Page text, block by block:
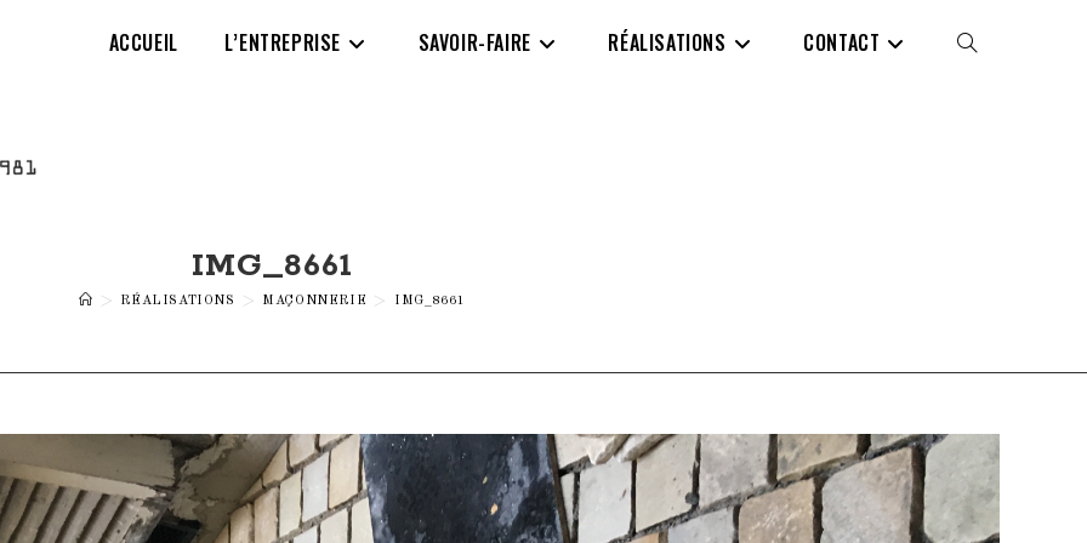
ACCUEIL L’ENTREPRISE SAVOIR-FAIRE RÉALISATIONS CONTACT TOGGLE
IMG_8661
> RÉALISATIONS > MAÇONNERIE > IMG_8661